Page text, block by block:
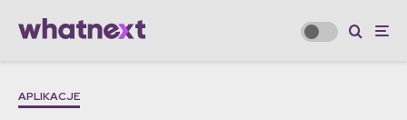
APLIKACJE